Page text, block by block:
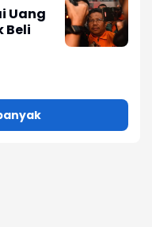
Uang
Beli